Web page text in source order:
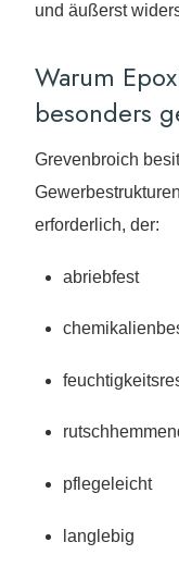
und äußerst
Warum
besonders
Grevenbroich
erforderlich, der:
abriebfest
pflegeleicht
langlebig